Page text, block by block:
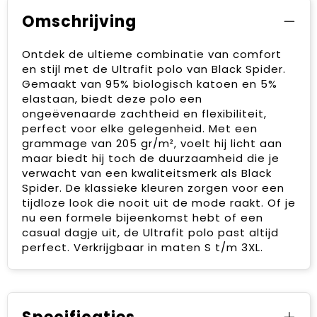
Omschrijving
Ontdek de ultieme combinatie van comfort
en stijl met de Ultrafit polo van Black Spider.
Gemaakt van 95% biologisch katoen en 5%
elastaan, biedt deze polo een
ongeëvenaarde zachtheid en flexibiliteit,
perfect voor elke gelegenheid. Met een
grammage van 205 gr/m², voelt hij licht aan
maar biedt hij toch de duurzaamheid die je
verwacht van een kwaliteitsmerk als Black
Spider. De klassieke kleuren zorgen voor een
tijdloze look die nooit uit de mode raakt. Of je
nu een formele bijeenkomst hebt of een
casual dagje uit, de Ultrafit polo past altijd
perfect. Verkrijgbaar in maten S t/m 3XL.